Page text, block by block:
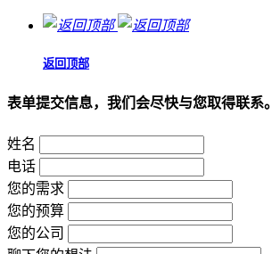
返回顶部
表单提交信息，我们会尽快与您取得联系。
姓名
电话
您的需求
您的预算
您的公司